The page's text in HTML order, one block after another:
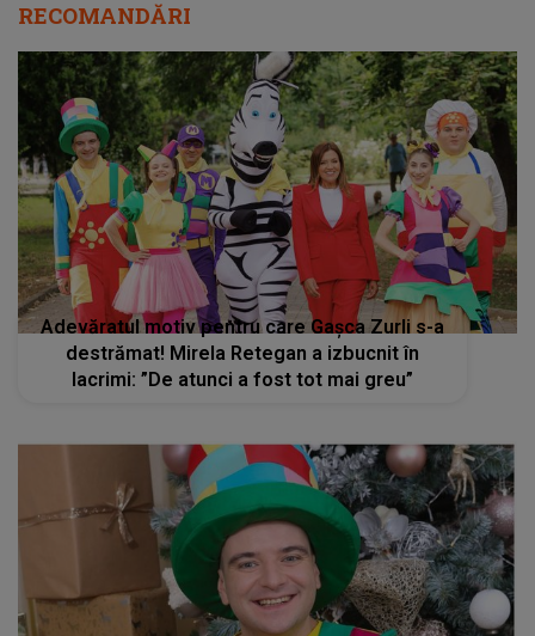
RECOMANDĂRI
Adevăratul motiv pentru care Gașca Zurli s-a
destrămat! Mirela Retegan a izbucnit în
lacrimi: ”De atunci a fost tot mai greu”